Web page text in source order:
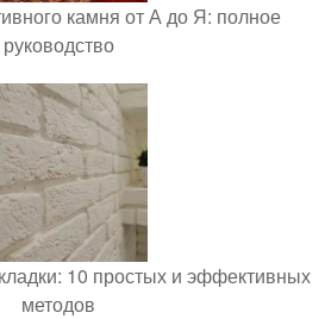
камня от А до Я: полное
руководство
10 простых и эффективных
методов